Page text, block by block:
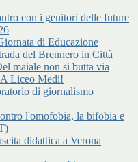
con i genitori delle future
di Educazione
del Brennero in Città
maiale non si butta via
Liceo Medi!
di giornalismo
l'omofobia, la bifobia e
didattica a Verona